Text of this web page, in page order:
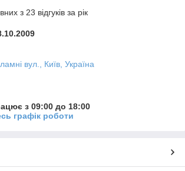
з 23 відгуків за рік
вул., Київ, Україна
з 09:00 до 18:00
графік роботи